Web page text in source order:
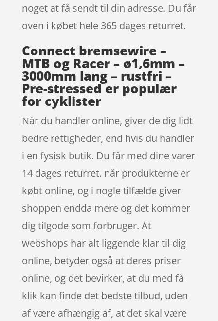
noget at få sendt til din adresse. Du får
oven i købet hele 365 dages returret.
Connect bremsewire –
MTB og Racer – ø1,6mm –
3000mm lang – rustfri –
Pre-stressed er populær
for cyklister
Når du handler online, giver de dig lidt
bedre rettigheder, end hvis du handler
i en fysisk butik. Du får med dine varer
14 dages returret. når produkterne er
købt online, og i nogle tilfælde giver
shoppen endda mere og det kommer
dig tilgode som forbruger. At
webshops har alt liggende klar til dig
online, betyder også at deres priser
online, og det bevirker, at du med få
klik kan finde det bedste tilbud, uden
af være afhængig af, at det skal være